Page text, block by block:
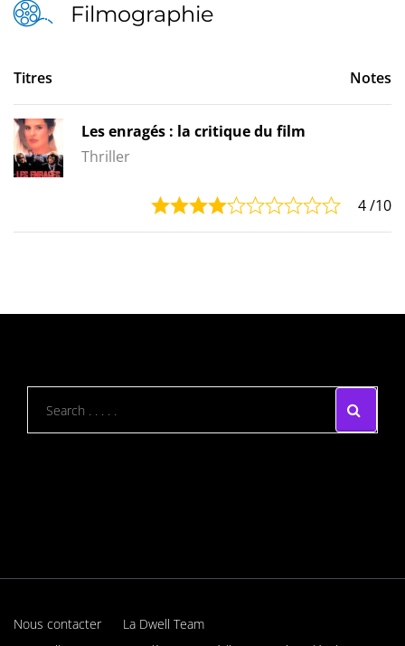
Filmographie
Titres Notes
Les enragés : la critique du film
Thriller
4/10
Nous contacter
La Dwell Team